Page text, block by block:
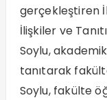
gerçekleştiren
İlişkiler ve
Soylu,
tanıtarak
Soylu, fakülte